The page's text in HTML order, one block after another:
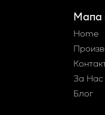
Мапа
Home
За Нас
Блог